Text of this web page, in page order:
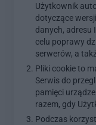
Użytkownik
dotyczące
danych, adresu
celu poprawy
serwerów, a
Pliki cookie to
Serwis do
pamięci
razem, gdy
Podczas